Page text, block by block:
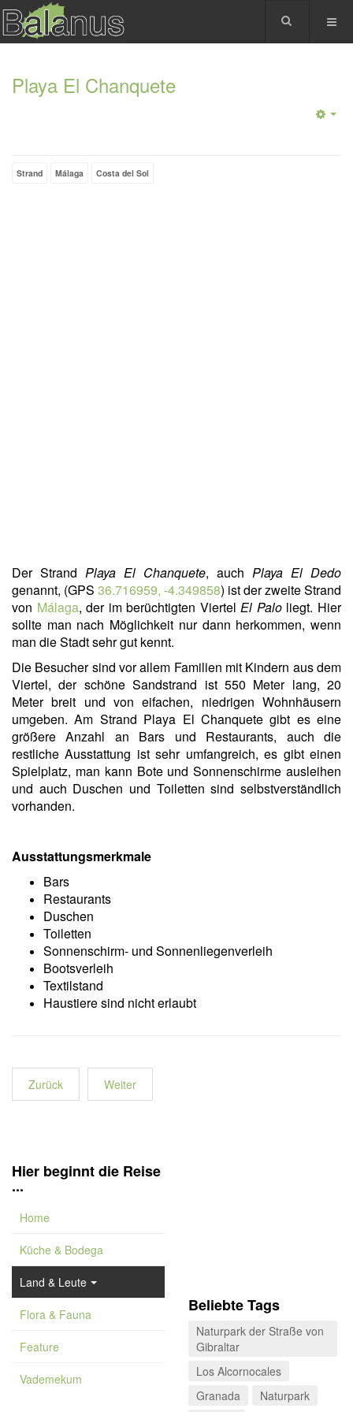
Playa El Chanquete
Strand Málaga Costa del Sol
Der Strand Playa El Chanquete, auch Playa El Dedo
genannt, (GPS 36.716959, -4.349858) ist der zweite Strand
von Málaga, der im berüchtigten ViertelEl Paloliegt. Hier
sollte man nach Möglichkeit nur dann herkommen, wenn
man die Stadt sehr gut kennt.
Die Besucher sind vor allem Familien mit Kindern aus dem
Viertel, der schöne Sandstrand ist 550 Meter lang, 20
Meter breit und von eifachen, niedrigen Wohnhäusern
umgeben. Am Strand Playa El Chanquete gibt es eine
größere Anzahl an Bars und Restaurants, auch die
restliche Ausstattung ist sehr umfangreich, es gibt einen
Spielplatz, man kann Bote und Sonnenschirme ausleihen
und auch Duschen und Toiletten sind selbstverständlich
vorhanden.
Ausstattungsmerkmale
Bars
Restaurants
Duschen
Toiletten
Sonnenschirm- und Sonnenliegenverleih
Bootsverleih
Textilstand
Haustiere sind nicht erlaubt
Zurück Weiter
Hier beginnt die Reise
...
Home
Küche & Bodega
Land & Leute
Flora & Fauna
Feature
Vademekum
Beliebte Tags
Naturpark der Straße von
Gibraltar
Los Alcornocales
Granada
Naturpark